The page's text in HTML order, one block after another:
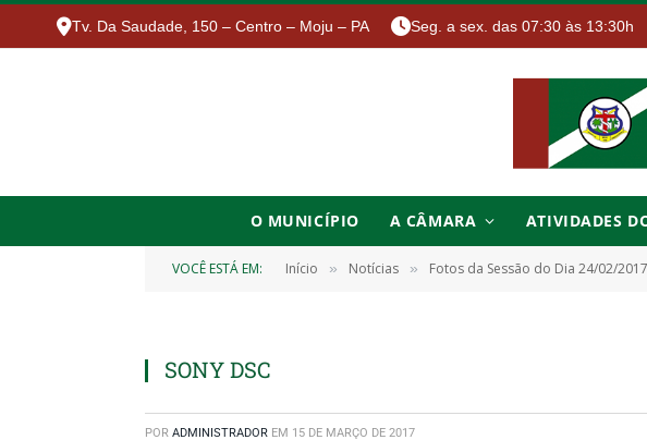
Tv. Da Saudade, 150 – Centro – Moju – PA Seg. a sex. das 07:30 às 13:30h
O MUNICÍPIO A CÂMARA ATIVIDADES
VOCÊ ESTÁ EM: Início » Notícias » Fotos da Sessão do Dia 24/02/2017
SONY DSC
POR ADMINISTRADOR EM 15 DE MARÇO DE 2017